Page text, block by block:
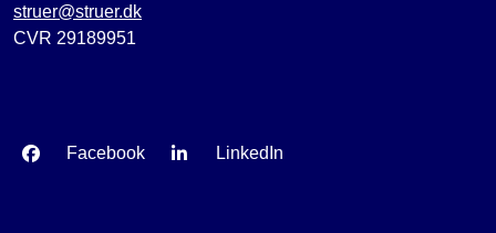
struer@struer.dk
CVR 29189951
Facebook LinkedIn